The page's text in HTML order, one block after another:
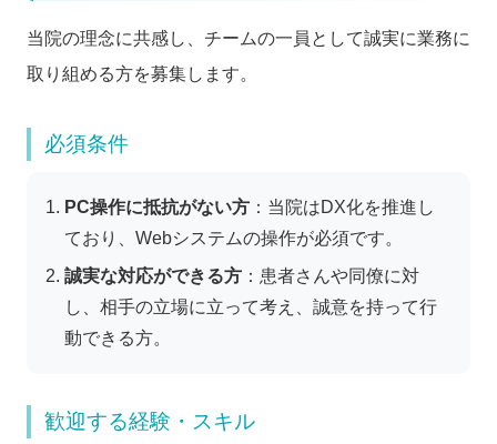
当院の理念に共感し、チームの一員として誠実に業務に
取り組める方を募集します。
必須条件
PC操作に抵抗がない方 ：当院はDX化を推進し
ており、Webシステムの操作が必須です。
誠実な対応ができる方 ：患者さんや同僚に対
し、相手の立場に立って考え、誠意を持って行
動できる方。
歓迎する経験・スキル